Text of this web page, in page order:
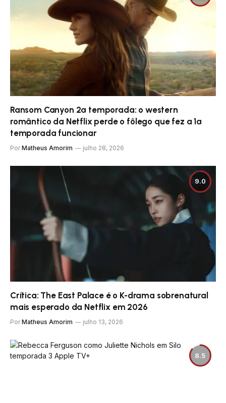
Ransom Canyon 2ª temporada: o western
romântico da Netflix perde o fôlego que fez a 1ª
temporada funcionar
Por Matheus Amorim julho 28, 2026
9.0
Crítica: The East Palace é o K-drama sobrenatural
mais esperado da Netflix em 2026
Por Matheus Amorim julho 13, 2026
8.5